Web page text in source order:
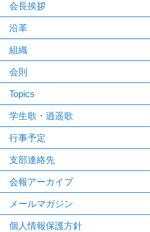
会長挨拶
沿革
組織
会則
Topics
学生歌・逍遥歌
行事予定
支部連絡先
会報アーカイブ
メールマガジン
個人情報保護方針